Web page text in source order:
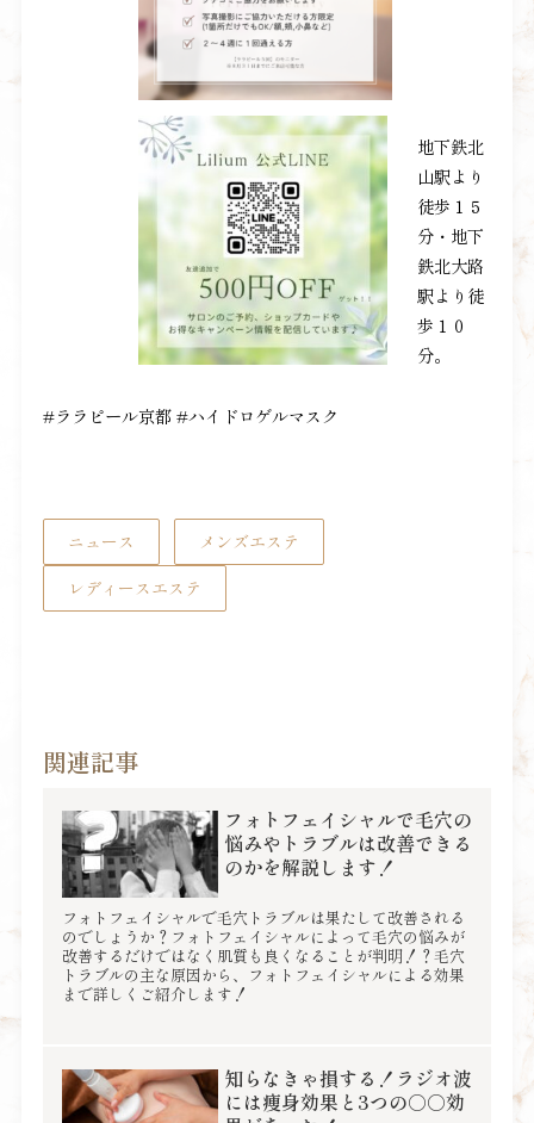
地下鉄北
山駅より
徒歩１５
分・地下
鉄北大路
駅より徒
歩１０
分。
#ララピール京都 #ハイドロゲルマスク
ニュース
メンズエステ
レディースエステ
関連記事
フォトフェイシャルで毛穴の
悩みやトラブルは改善できる
のかを解説します！
フォトフェイシャルで毛穴トラブルは果たして改善される
のでしょうか？フォトフェイシャルによって毛穴の悩みが
改善するだけではなく肌質も良くなることが判明！？毛穴
トラブルの主な原因から、フォトフェイシャルによる効果
まで詳しくご紹介します！
知らなきゃ損する！ラジオ波
には痩身効果と3つの○○効